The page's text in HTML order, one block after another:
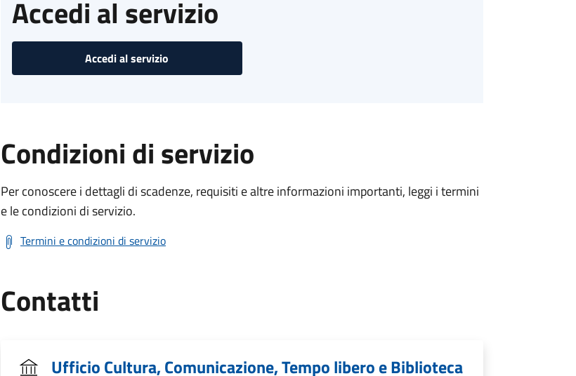
Accedi al servizio
Accedi al servizio
Condizioni di servizio
Per conoscere i dettagli di scadenze, requisiti e altre informazioni importanti, leggi i termini
e le condizioni di servizio.
Termini e condizioni di servizio
Contatti
Ufficio Cultura, Comunicazione, Tempo libero e Biblioteca